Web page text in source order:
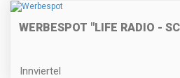
WERBESPOT "LIFE RADIO -
Innviertel